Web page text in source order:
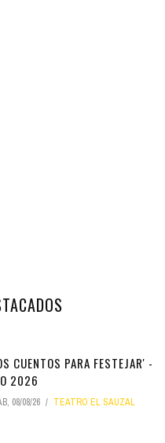
CUENTOS PARA FESTEJAR' -
2026
08/08/26 TEATRO EL SAUZAL